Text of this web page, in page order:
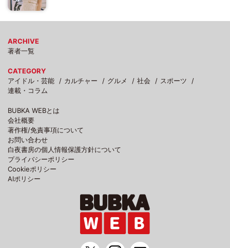
ARCHIVE
著者一覧
CATEGORY
アイドル・芸能
カルチャー グルメ 社会
スポーツ
連載・コラム
BUBKA WEBとは
会社概要
著作権/免責事項について
お問い合わせ
白夜書房の個人情報保護方針について
プライバシーポリシー
Cookieポリシー
AIポリシー